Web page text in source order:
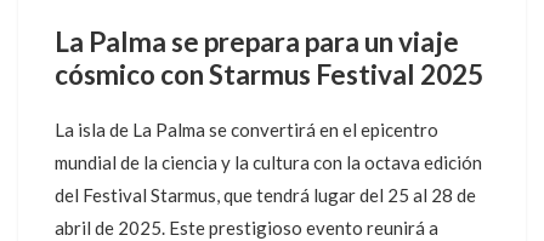
La Palma se prepara para un viaje
cósmico con Starmus Festival 2025
La isla de La Palma se convertirá en el epicentro
mundial de la ciencia y la cultura con la octava edición
del Festival Starmus, que tendrá lugar del 25 al 28 de
abril de 2025. Este prestigioso evento reunirá a